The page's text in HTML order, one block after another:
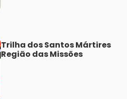
Trilha dos Santos Mártires
Região das Missões